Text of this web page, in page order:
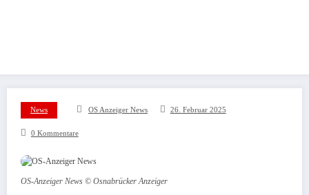
News OS Anzeiger News 26. Februar 2025
0 Kommentare
OS-Anzeiger News © Osnabrücker Anzeiger